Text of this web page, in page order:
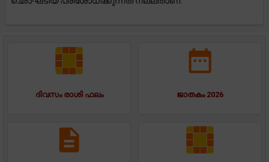
ദിവസം രാശി ഫലം ജാതകം 2026